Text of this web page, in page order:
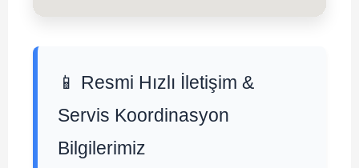
📱 Resmi Hızlı İletişim &
Servis Koordinasyon
Bilgilerimiz